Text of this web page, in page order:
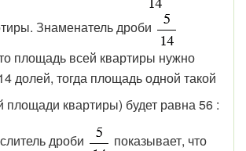
Знаменатель дроби
площадь всей квартиры нужно
долей, тогда площадь одной такой
площади квартиры) будет равна 56 :
дроби
показывает, что